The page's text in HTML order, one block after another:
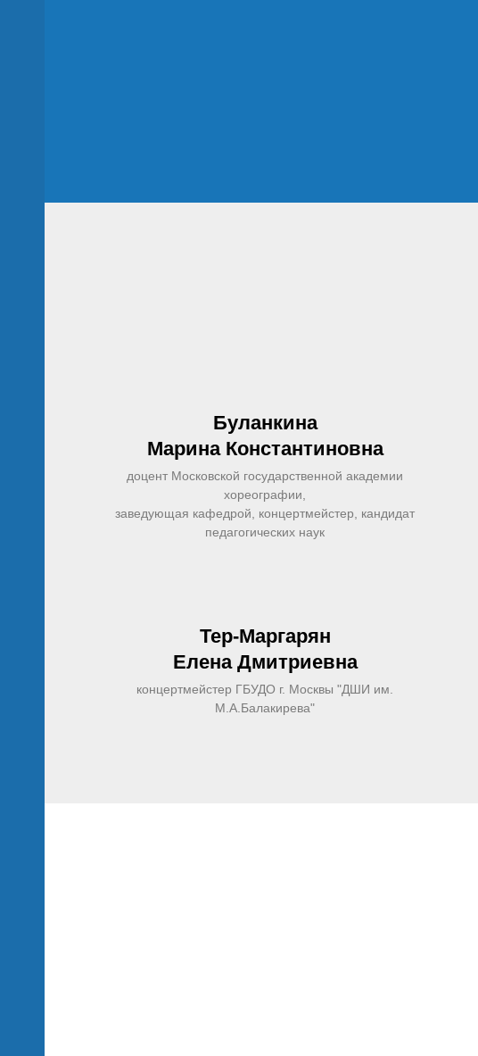
Буланкина
Марина Константиновна
доцент Московской государственной академии
хореографии,
заведующая кафедрой, концертмейстер, кандидат
педагогических наук
Тер-Маргарян
Елена Дмитриевна
концертмейстер ГБУДО г. Москвы "ДШИ им.
М.А.Балакирева"